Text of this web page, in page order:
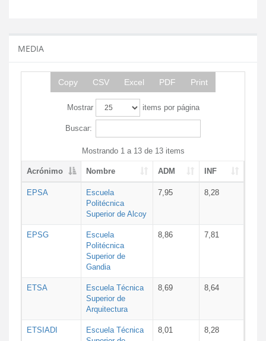
MEDIA
Copy CSV Excel PDF Print
Mostrar items por página
Buscar:
Mostrando 1 a 13 de 13 items
Acrónimo Nombre ADM INF
EPSA
Escuela
Politécnica
Superior de Alcoy
7,95 8,28
EPSG
Escuela
Politécnica
Superior de
Gandia
8,86 7,81
ETSA
Escuela Técnica
Superior de
Arquitectura
8,69 8,64
ETSIADI
Escuela Técnica
8,01 8,28